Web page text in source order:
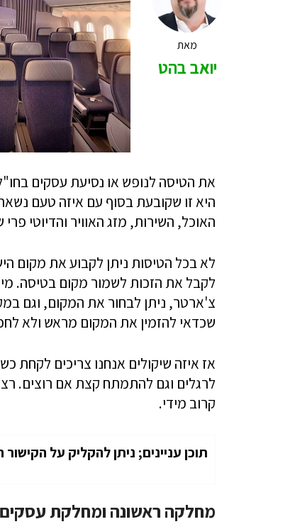
מאת
יואב בהט
את הטיסה לנופש או נסיעת עסקים
היא זו שקובעת בסוף עם איזה טעם
האוכל, השירות, מזג האוויר והדיוטי
לא בכל הטיסות ניתן לקבוע את מקום
לקבל את הזכות לשמור מקום בטיסה.
צ'ארטר, ניתן לבחור את המקום, וגם
שכדאי להזמין את המקום מראש ולא
אז איזה שיקולים אנחנו צריכים לקחת
לרגלים וגם להתמתח קצת אם רוצים.
קרוב מידי.
תוכן עניינים; ניתן להקליק על הקישור
מחלקה ראשונה ומחלקת עסקים